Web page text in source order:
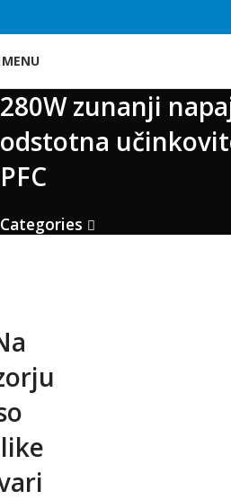
MENU
280W zunanji
odstotna
PFC
Categories